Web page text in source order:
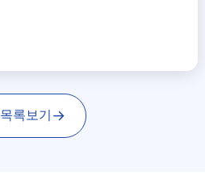
목록보기